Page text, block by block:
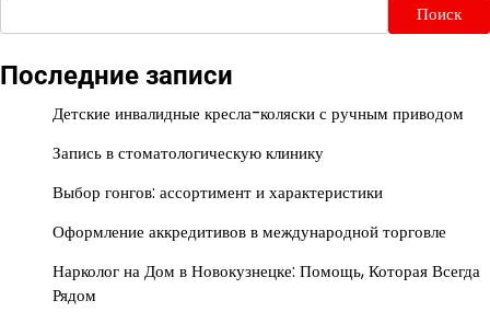
Поиск
Последние записи
Детские инвалидные кресла-коляски с ручным приводом
Запись в стоматологическую клинику
Выбор гонгов: ассортимент и характеристики
Оформление аккредитивов в международной торговле
Нарколог на Дом в Новокузнецке: Помощь, Которая Всегда
Рядом